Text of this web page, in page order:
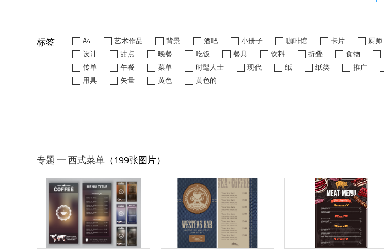
标签 A4 艺术作品 背景 酒吧 小册子 咖啡馆 卡片 厨师
设计
甜点 晚餐 吃饭 餐具 饮料 折叠 食物
传单
午餐 菜单 时髦人士 现代 纸 纸类 推广
用具
矢量 黄色
黄色的
专题 一 西式菜单 （199张图片）